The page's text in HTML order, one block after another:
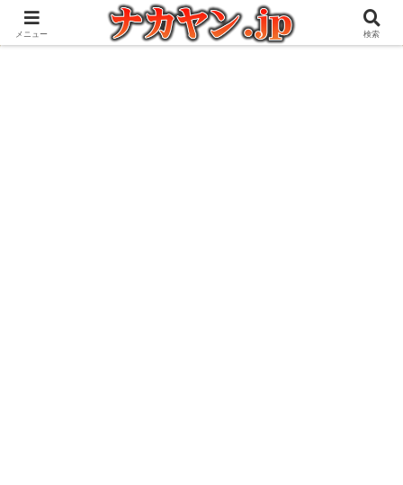
アウトドアとガジェット好きな管理人の愉快な日々を綴るブログ
メニュー 検索